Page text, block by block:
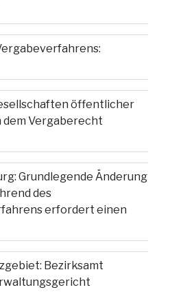
öffentlicher
Vergaberecht
Grundlegende Änderung
des
erfordert einen
Bezirksamt